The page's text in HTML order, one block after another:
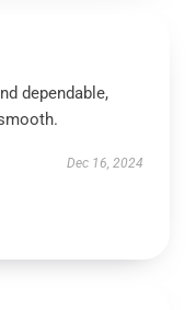
dependable,
Dec 16, 2024